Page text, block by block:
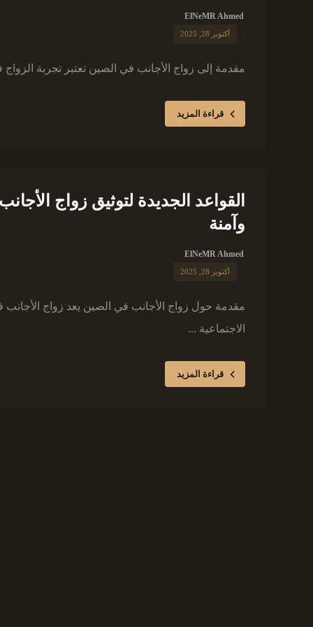
ElNeMR Ahmed
أكتوبر 28, 2025
مقدمة إلى زواج الأجانب في الصين تعتبر تجربة
قراءة المزيد
وآمنة
ElNeMR Ahmed
أكتوبر 28, 2025
مقدمة حول زواج الأجانب في الصين يعد زواج
الاجتماعية ...
قراءة المزيد